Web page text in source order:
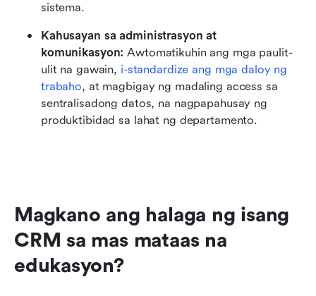
sistema.
Kahusayan sa administrasyon at
komunikasyon: Awtomatikuhin ang mga paulit-
ulit na gawain, i-standardize ang mga daloy ng
trabaho, at magbigay ng madaling access sa
sentralisadong datos, na nagpapahusay ng
produktibidad sa lahat ng departamento.
Magkano ang halaga ng isang
CRM sa mas mataas na
edukasyon?